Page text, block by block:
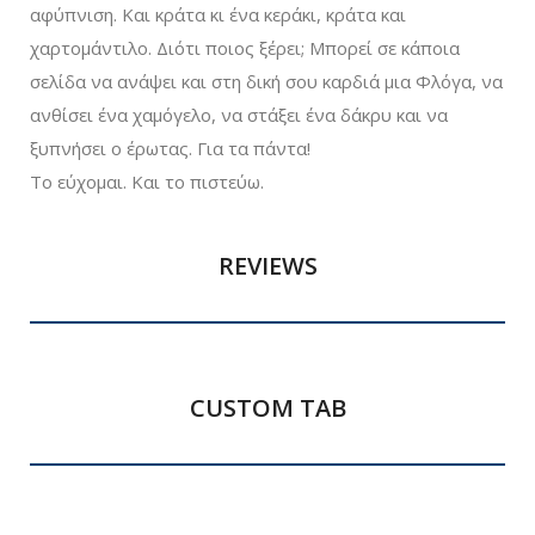
αφύπνιση. Και κράτα κι ένα κεράκι, κράτα και
χαρτομάντιλο. Διότι ποιος ξέρει; Μπορεί σε κάποια
σελίδα να ανάψει και στη δική σου καρδιά μια Φλόγα, να
ανθίσει ένα χαμόγελο, να στάξει ένα δάκρυ και να
ξυπνήσει ο έρωτας. Για τα πάντα!
Το εύχομαι. Και το πιστεύω.
REVIEWS
CUSTOM TAB